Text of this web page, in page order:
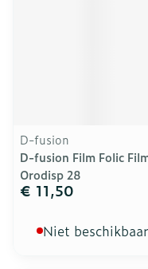
D-fusion
D-fusion Film Folic
Orodisp 28
€ 11,50
Niet beschikbaar